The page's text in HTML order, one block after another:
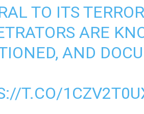
TO ITS
ARE
AND
T.CO/